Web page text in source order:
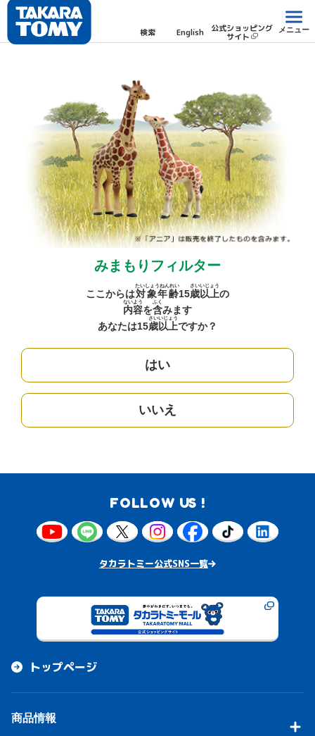
検索 English 公式ショッピング
サイト
メニュー
みまもりフィルター
ここからは対象年齢
たいしょうねんれい
15歳
さい
以上
いじょう
の
内容
ないよう
を含
ふく
みます
あなたは15歳
さい
以上
いじょう
ですか？
はい
いいえ
FOLLOW US !
タカラトミー公式SNS一覧
トップページ
商品情報